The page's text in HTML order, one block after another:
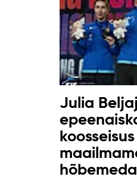
Julia
koosseisus